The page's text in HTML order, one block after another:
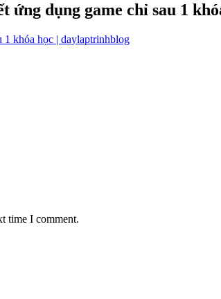
ứng dụng game chỉ sau 1
1 khóa học | daylaptrinhblog
time I comment.